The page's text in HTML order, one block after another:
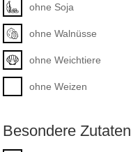
ohne Soja
ohne Walnüsse
ohne Weichtiere
ohne Weizen
Besondere Zutaten